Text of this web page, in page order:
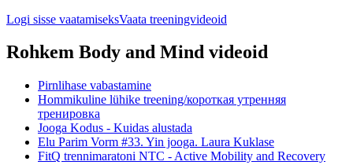
Logi sisse vaatamiseksVaata treeningvideoid
Rohkem Body and Mind videoid
Pirnlihase vabastamine
Hommikuline lühike treening/короткая утренняя
тренировка
Jooga Kodus - Kuidas alustada
Elu Parim Vorm #33. Yin jooga. Laura Kuklase
FitQ trennimaratoni NTC - Active Mobility and Recovery